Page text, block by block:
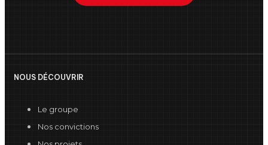
NOUS DÉCOUVRIR
Le groupe
Nos convictions